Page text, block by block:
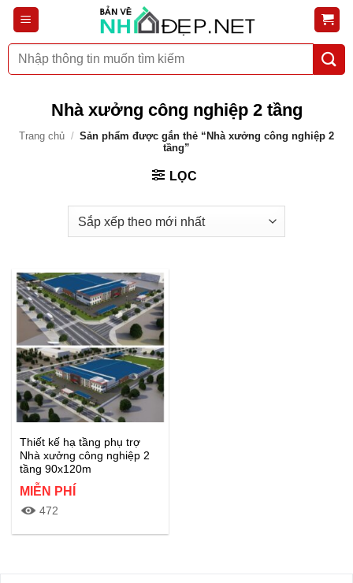
Bỏ
qua
nộiTìm
kiếm:
Nhà xưởng công nghiệp 2 tầng
Trang chủ / Sản phẩm được gắn thẻ “Nhà xưởng công nghiệp 2
tầng”
LỌC
Thiết kế hạ tầng phụ trợ
Nhà xưởng công nghiệp 2
tầng 90x120m
MIỄN PHÍ
472